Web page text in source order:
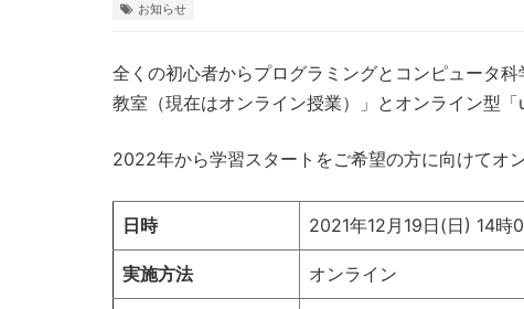
お知らせ
全くの初心者からプログラミングとコンピュータ
教室（現在はオンライン授業）」とオンライン型「
2022年から学習スタートをご希望の方に向けてオ
日時 2021年12月19日(日) 14時
実施方法 オンライン